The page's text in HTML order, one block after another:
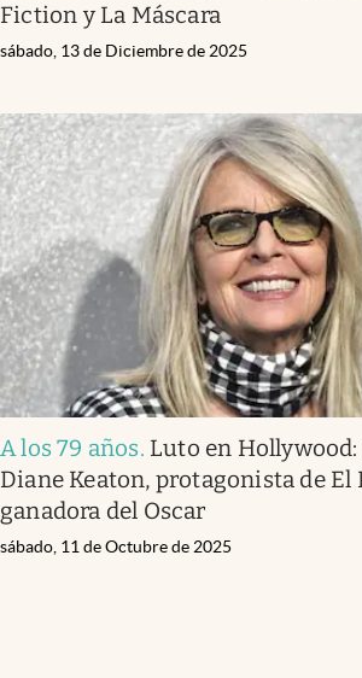
Fiction y La Máscara
sábado, 13 de Diciembre de 2025
A los 79 años. Luto en
Diane Keaton, protagonista de El
ganadora del Oscar
sábado, 11 de Octubre de 2025